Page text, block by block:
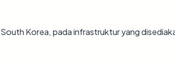
Korea, pada infrastruktur yang